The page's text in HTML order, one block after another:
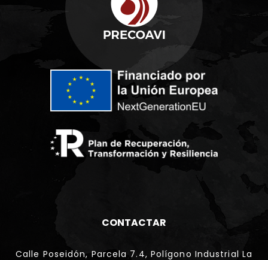
CONTACTAR
Calle Poseidón, Parcela 7.4, Polígono Industrial La